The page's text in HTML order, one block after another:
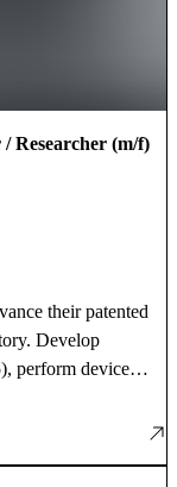
Researcher (m/f)
their patented
Develop
perform device